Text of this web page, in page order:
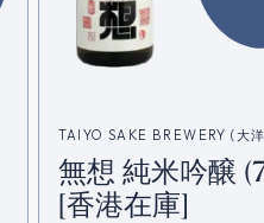
TAIYO SAKE BREWERY (大
無想 純米吟醸
[香港在庫]